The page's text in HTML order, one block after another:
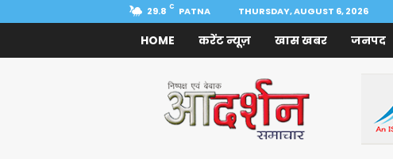
29.8 C PATNA THURSDAY, AUGUST 6, 2026
HOME करेंट न्यूज़ खास खबर जनपद
Samachar